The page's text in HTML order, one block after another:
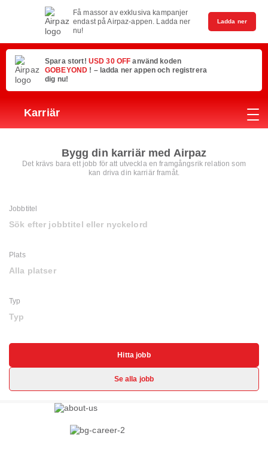
Få massor av exklusiva kampanjer
endast på Airpaz-appen. Ladda ner
nu!
Ladda ner
Spara stort! USD 30 OFFanvänd koden
GOBEYOND ! – ladda ner appen och registrera
dig nu!
Karriär
Bygg din karriär med Airpaz
Det krävs bara ett jobb för att utveckla en framgångsrik relation som
kan driva din karriär framåt.
Jobbtitel
Sök efter jobbtitel eller nyckelord
Plats
Alla platser
Typ
Typ
Hitta jobb
Se alla jobb